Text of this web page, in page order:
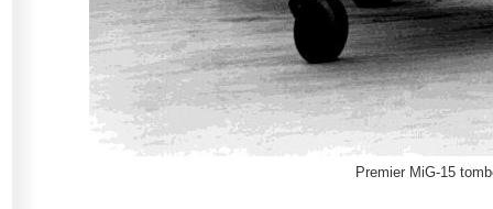
Premier MiG-15